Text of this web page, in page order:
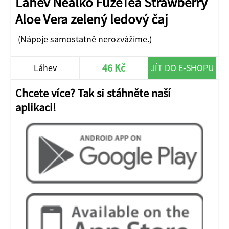
Aloe Vera zelený ledový čaj
(Nápoje samostatně nerozvážíme.)
Láhev 46 Kč JÍT DO E-SHOPU
Chcete více? Tak si stáhněte naší
aplikaci!